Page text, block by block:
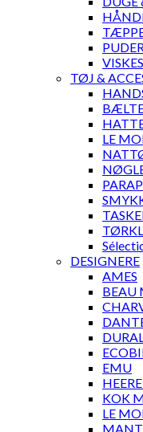
TØJ &
LE
DESIGNERE
AMES
BEAU
EMU
KOK
LE